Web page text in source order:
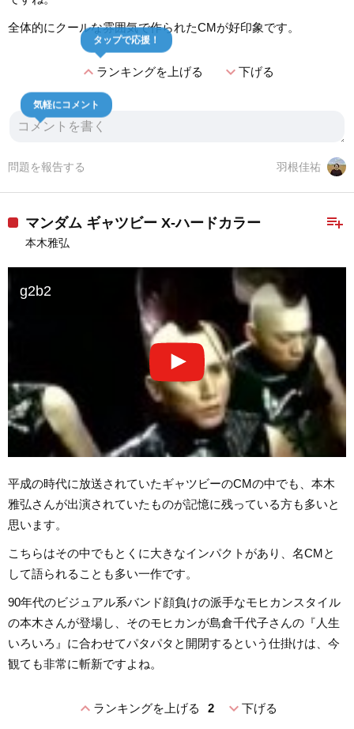
全体的にクールな雰囲気で作られたCMが好印象です。
expand_lessランキングを上げる
タップで応援！
expand_more下げる
気軽にコメント
羽根佳祐
問題を報告する
playlist_add
マンダム ギャツビー X-ハードカラー
本木雅弘
g2b2
平成の時代に放送されていたギャツビーのCMの中でも、本木
雅弘さんが出演されていたものが記憶に残っている方も多いと
思います。
こちらはその中でもとくに大きなインパクトがあり、名CMと
して語られることも多い一作です。
90年代のビジュアル系バンド顔負けの派手なモヒカンスタイル
の本木さんが登場し、そのモヒカンが島倉千代子さんの『人生
いろいろ』に合わせてパタパタと開閉するという仕掛けは、今
観ても非常に斬新ですよね。
expand_lessランキングを上げる 2 expand_more下げる